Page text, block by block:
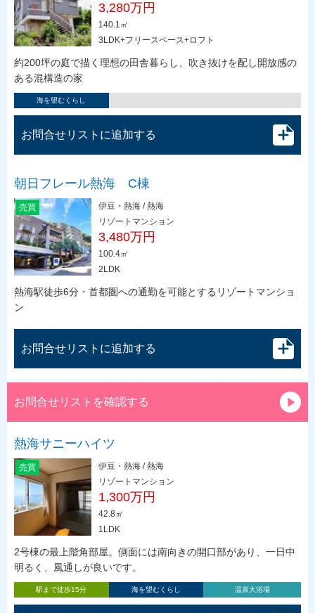
3,280万円
140.1㎡
3LDK+フリースペース+ロフト
約200坪の庭で描く理想の田舎暮らし、吹き抜けを配し開放感の
ある混構造の家
海を望むくらし
お問合せリストに追加する
朝日フレール熱海 C棟
売買
伊豆・熱海 / 熱海
リゾートマンション
3,480万円
100.4㎡
2LDK
熱海駅徒歩6分・首都圏への通勤を可能とするリゾートマンショ
ン
お問合せリストに追加する
お問合せリストを確認する
熱海サニーハイツ
売買
伊豆・熱海 / 熱海
リゾートマンション
1,300万円
42.8㎡
1LDK
2号棟の最上階角部屋。側面には南向きの開口部があり、一日中
明るく、風通しが良いです。
駅まで徒歩15分 海を望むくらし 温泉大浴場